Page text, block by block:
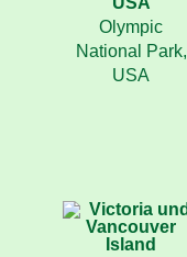
Olympic
National Park,
USA